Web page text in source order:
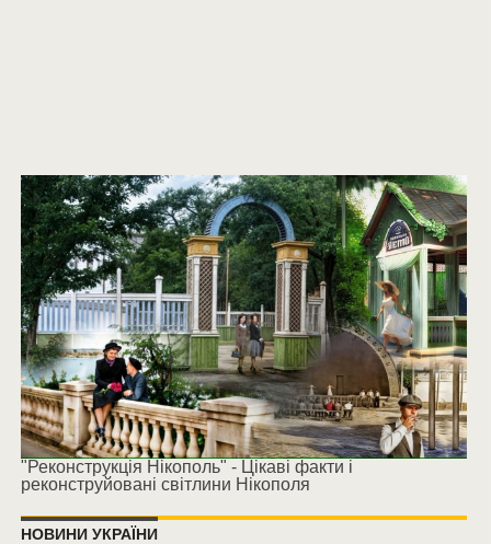
"Реконструкція Нікополь" - Цікаві факти і
реконструйовані світлини Нікополя
НОВИНИ УКРАЇНИ